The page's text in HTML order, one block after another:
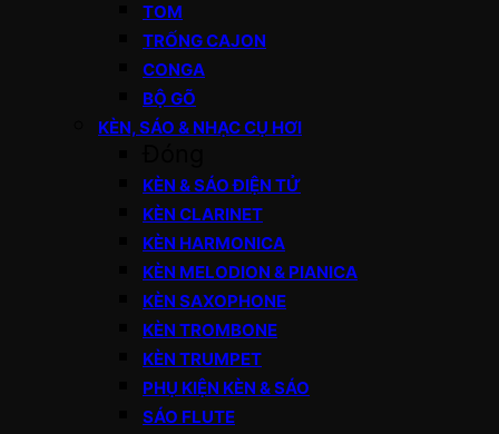
TOM
TRỐNG CAJON
CONGA
BỘ GÕ
KÈN, SÁO & NHẠC CỤ HƠI
KÈN & SÁO ĐIỆN TỬ
KÈN CLARINET
KÈN HARMONICA
KÈN MELODION & PIANICA
KÈN SAXOPHONE
KÈN TROMBONE
KÈN TRUMPET
PHỤ KIỆN KÈN & SÁO
SÁO FLUTE